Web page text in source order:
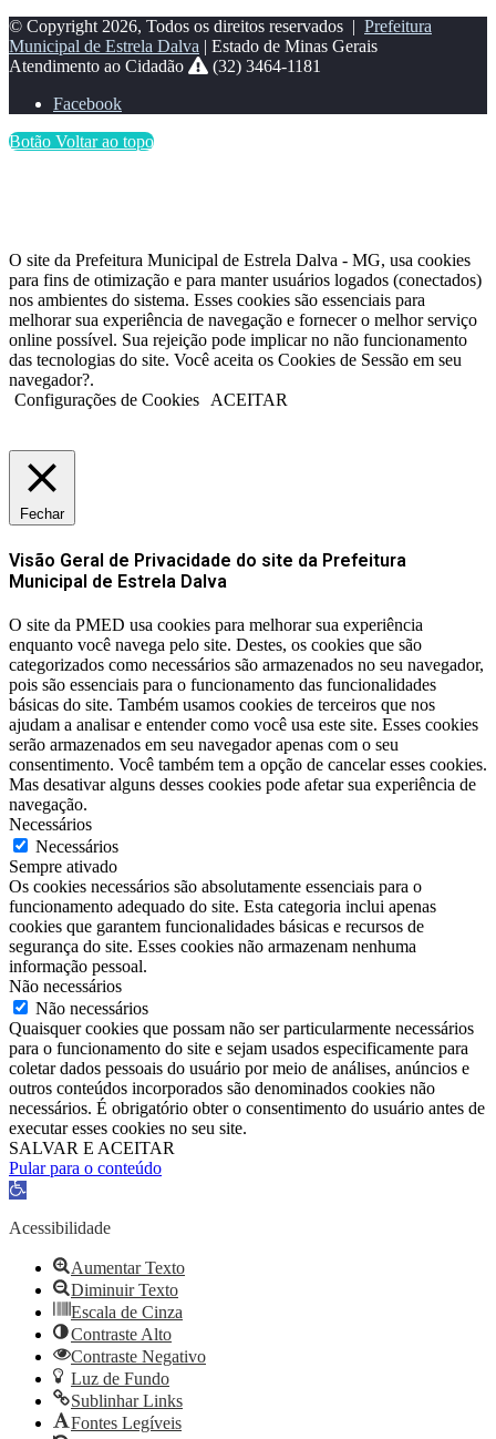
© Copyright 2026, Todos os direitos reservados | Prefeitura
Municipal de Estrela Dalva | Estado de Minas Gerais
Atendimento ao Cidadão
(32) 3464-1181
Facebook
Botão Voltar ao topo
O site da Prefeitura Municipal de Estrela Dalva - MG, usa cookies
para fins de otimização e para manter usuários logados (conectados)
nos ambientes do sistema. Esses cookies são essenciais para
melhorar sua experiência de navegação e fornecer o melhor serviço
online possível. Sua rejeição pode implicar no não funcionamento
das tecnologias do site. Você aceita os Cookies de Sessão em seu
navegador?.
Configurações de Cookies
ACEITAR
Fechar
Visão Geral de Privacidade do site da Prefeitura
Municipal de Estrela Dalva
O site da PMED usa cookies para melhorar sua experiência
enquanto você navega pelo site. Destes, os cookies que são
categorizados como necessários são armazenados no seu navegador,
pois são essenciais para o funcionamento das funcionalidades
básicas do site. Também usamos cookies de terceiros que nos
ajudam a analisar e entender como você usa este site. Esses cookies
serão armazenados em seu navegador apenas com o seu
consentimento. Você também tem a opção de cancelar esses cookies.
Mas desativar alguns desses cookies pode afetar sua experiência de
navegação.
Necessários
Necessários
Sempre ativado
Os cookies necessários são absolutamente essenciais para o
funcionamento adequado do site. Esta categoria inclui apenas
cookies que garantem funcionalidades básicas e recursos de
segurança do site. Esses cookies não armazenam nenhuma
informação pessoal.
Não necessários
Não necessários
Quaisquer cookies que possam não ser particularmente necessários
para o funcionamento do site e sejam usados ​​especificamente para
coletar dados pessoais do usuário por meio de análises, anúncios e
outros conteúdos incorporados são denominados cookies não
necessários. É obrigatório obter o consentimento do usuário antes de
executar esses cookies no seu site.
SALVAR E ACEITAR
Pular para o conteúdo
Barra
Ferramentas
Acessibilidade
Aumentar Texto
Diminuir Texto
Escala de Cinza
Contraste Alto
Contraste Negativo
Luz de Fundo
Sublinhar Links
Fontes Legíveis